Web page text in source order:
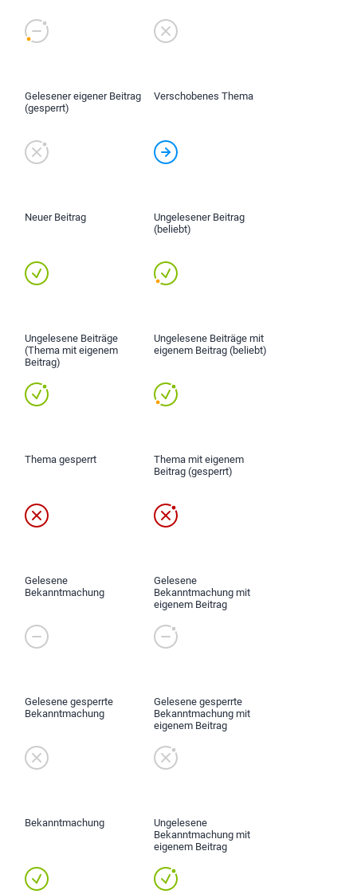
Gelesener eigener Beitrag
(gesperrt)
Verschobenes Thema
Neuer Beitrag
Ungelesener Beitrag
(beliebt)
Ungelesene Beiträge
(Thema mit eigenem
Beitrag)
Ungelesene Beiträge mit
eigenem Beitrag (beliebt)
Thema gesperrt
Thema mit eigenem
Beitrag (gesperrt)
Gelesene
Bekanntmachung
Gelesene
Bekanntmachung mit
eigenem Beitrag
Gelesene gesperrte
Bekanntmachung
Gelesene gesperrte
Bekanntmachung mit
eigenem Beitrag
Bekanntmachung
Ungelesene
Bekanntmachung mit
eigenem Beitrag